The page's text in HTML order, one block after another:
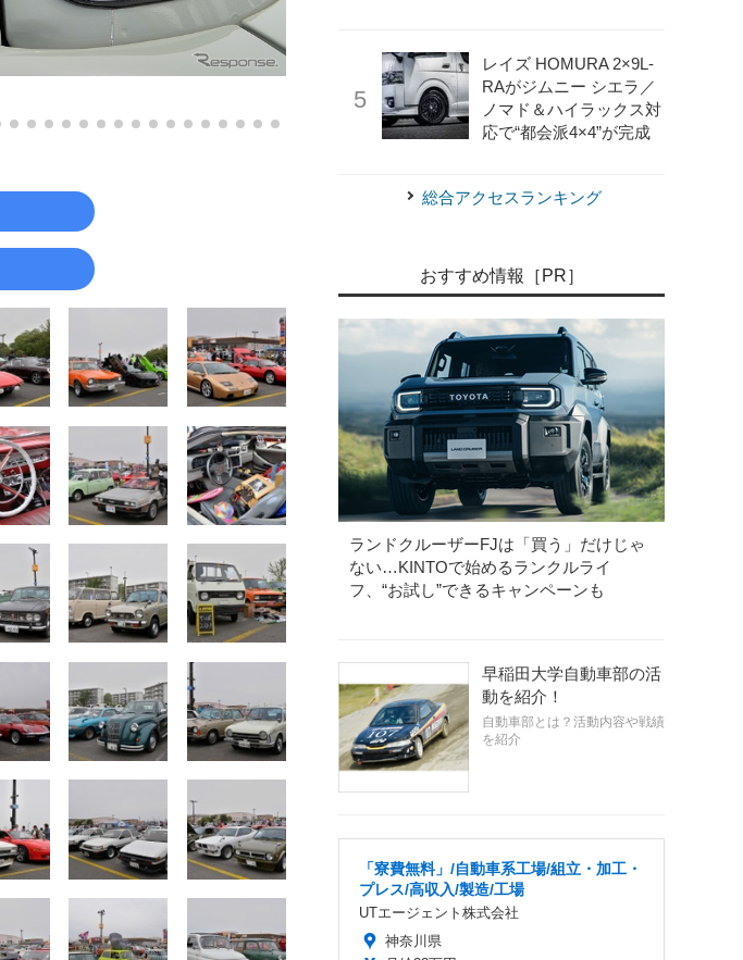
《写真提供 嶽宮三郎》 第5回昭和平成オールドカー展示会
レイズ HOMURA 2×9L-
RAがジムニー シエラ／
ノマド＆ハイラックス対
応で“都会派4×4”が完成
総合アクセスランキング
おすすめ情報［PR］
ランドクルーザーFJは「買う」だけじゃ
ない…KINTOで始めるランクルライ
フ、“お試し”できるキャンペーンも
早稲田大学自動車部の活
動を紹介！
自動車部とは？活動内容や戦績
を紹介
「寮費無料」/自動車系工場/組立・加工・
プレス/高収入/製造/工場
UTエージェント株式会社
神奈川県